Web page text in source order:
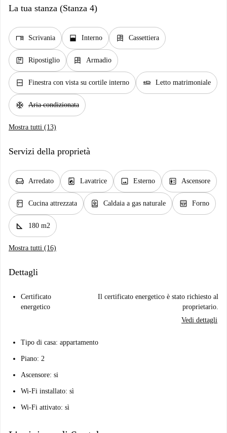
La tua stanza (Stanza 4)
desk Scrivania window_open Interno dresser Cassettiera
package Ripostiglio dresser Armadio
window_closed Finestra con vista su cortile interno airline_seat_flat Letto matrimoniale
ac_unit Aria condizionata
Mostra tutti (13)
Servizi della proprietà
chair Arredato local_laundry_service Lavatrice image Esterno elevator Ascensore
kitchen Cucina attrezzata water_heater Caldaia a gas naturale oven_gen Forno
square_foot 180 m2
Mostra tutti (16)
Dettagli
Certificato
energetico
Il certificato energetico è stato richiesto al
proprietario.
Vedi dettagli
Tipo di casa: appartamento
Piano: 2
Ascensore: si
Wi-Fi installato: sì
Wi-Fi attivato: sì